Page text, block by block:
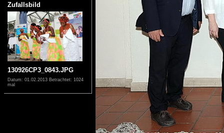
Zufallsbild
130926CP3_0843.JPG
Datum: 01.02.2013 Betrachtet: 1024
mal